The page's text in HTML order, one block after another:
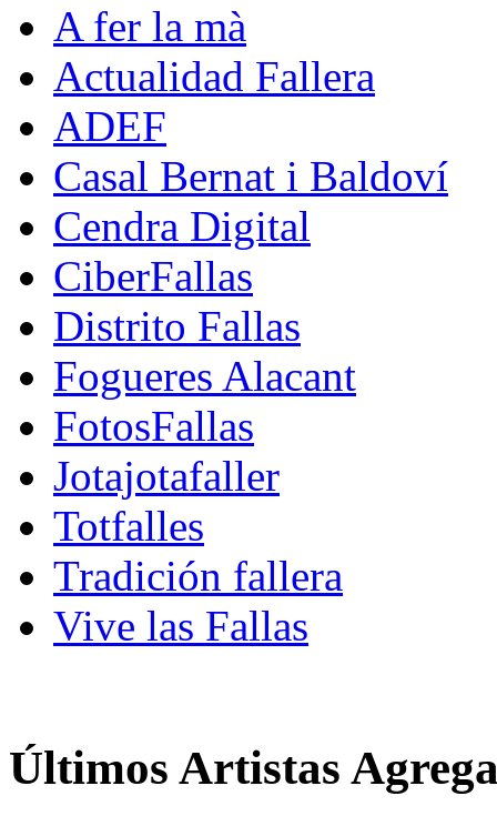
A fer la mà
Actualidad Fallera
ADEF
Casal Bernat i Baldoví
Cendra Digital
CiberFallas
Distrito Fallas
Fogueres Alacant
FotosFallas
Jotajotafaller
Totfalles
Tradición fallera
Vive las Fallas
Últimos Artistas